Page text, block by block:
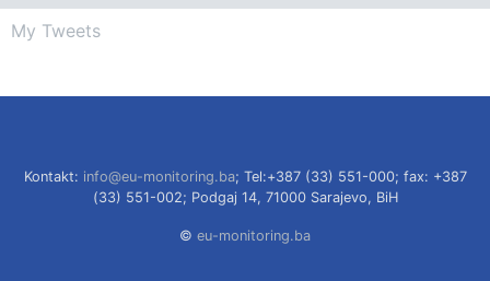
My Tweets
Kontakt: info@eu-monitoring.ba; Tel:+387 (33) 551-000; fax: +387
(33) 551-002; Podgaj 14, 71000 Sarajevo, BiH
© eu-monitoring.ba